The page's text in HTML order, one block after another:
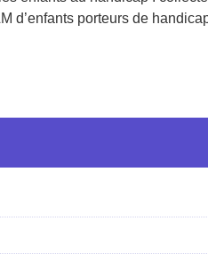
d’enfants porteurs de